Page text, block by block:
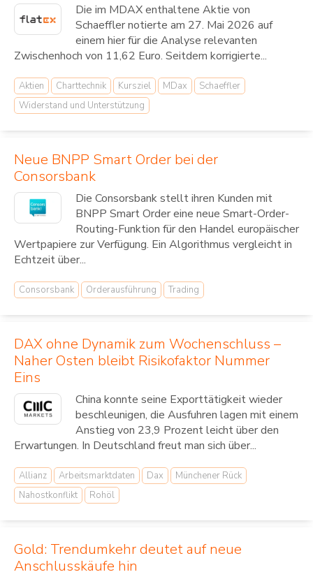
Die im MDAX enthaltene Aktie von
Schaeffler notierte am 27. Mai 2026 auf
einem hier für die Analyse relevanten
Zwischenhoch von 11,62 Euro. Seitdem korrigierte...
Aktien Charttechnik Kursziel MDax
Schaeffler
Widerstand und Unterstützung
Neue BNPP Smart Order bei der
Consorsbank
Die Consorsbank stellt ihren Kunden mit
BNPP Smart Order eine neue Smart-Order-
Routing-Funktion für den Handel europäischer
Wertpapiere zur Verfügung. Ein Algorithmus vergleicht in
Echtzeit über...
Consorsbank Orderausführung Trading
DAX ohne Dynamik zum Wochenschluss –
Naher Osten bleibt Risikofaktor Nummer
Eins
China konnte seine Exporttätigkeit wieder
beschleunigen, die Ausfuhren lagen mit einem
Anstieg von 23,9 Prozent leicht über den
Erwartungen. In Deutschland freut man sich über...
Allianz Arbeitsmarktdaten Dax
Münchener Rück
Nahostkonflikt
Rohöl
Gold: Trendumkehr deutet auf neue
Anschlusskäufe hin